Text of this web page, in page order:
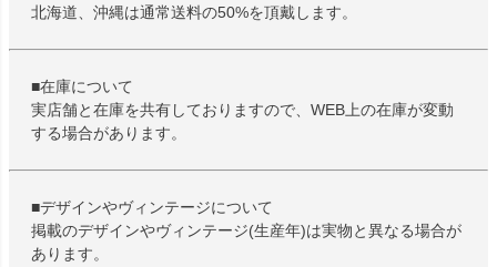
北海道、沖縄は通常送料の50%を頂戴します。
■在庫について
実店舗と在庫を共有しておりますので、WEB上の在庫が変動
する場合があります。
■デザインやヴィンテージについて
掲載のデザインやヴィンテージ(生産年)は実物と異なる場合が
あります。